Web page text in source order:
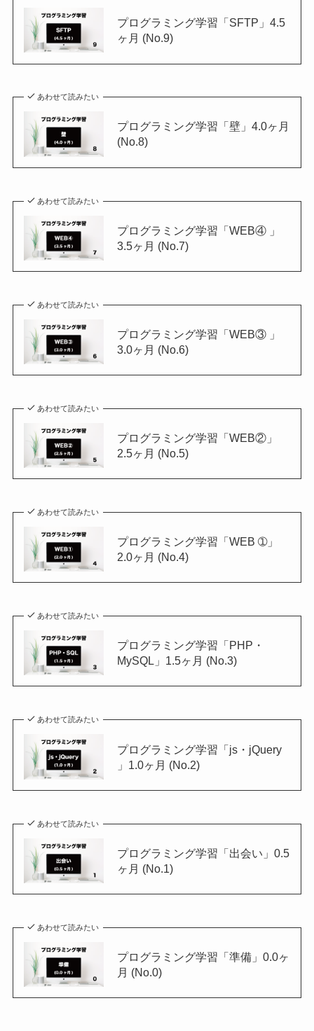
プログラミング学習「SFTP」4.5
ヶ月 (No.9)
あわせて読みたい
プログラミング学習「壁」4.0ヶ月
(No.8)
あわせて読みたい
プログラミング学習「WEB④ 」
3.5ヶ月 (No.7)
あわせて読みたい
プログラミング学習「WEB③ 」
3.0ヶ月 (No.6)
あわせて読みたい
プログラミング学習「WEB②」
2.5ヶ月 (No.5)
あわせて読みたい
プログラミング学習「WEB ➀」
2.0ヶ月 (No.4)
あわせて読みたい
プログラミング学習「PHP・
MySQL」1.5ヶ月 (No.3)
あわせて読みたい
プログラミング学習「js・jQuery
」1.0ヶ月 (No.2)
あわせて読みたい
プログラミング学習「出会い」0.5
ヶ月 (No.1)
あわせて読みたい
プログラミング学習「準備」0.0ヶ
月 (No.0)